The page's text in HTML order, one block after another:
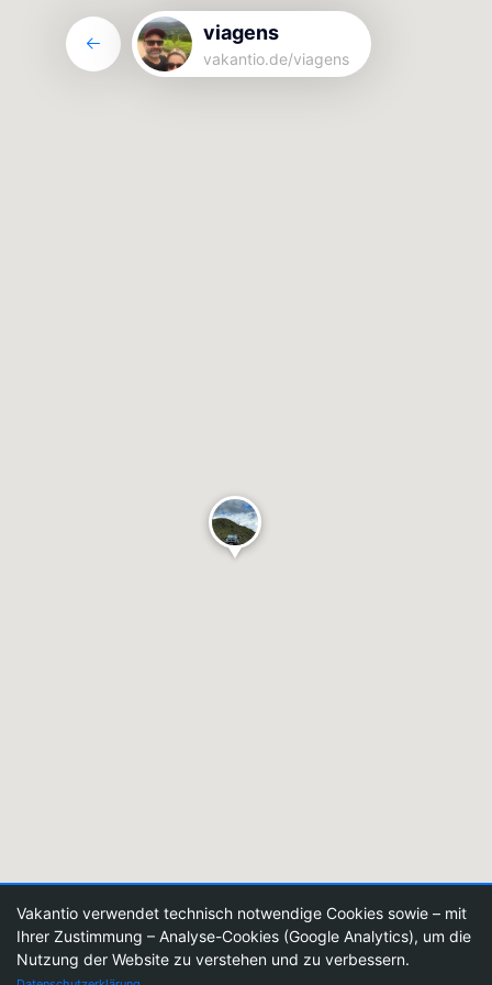
viagens
vakantio.de/viagens
Vakantio verwendet technisch notwendige Cookies sowie – mit
Ihrer Zustimmung – Analyse-Cookies (Google Analytics), um die
Nutzung der Website zu verstehen und zu verbessern.